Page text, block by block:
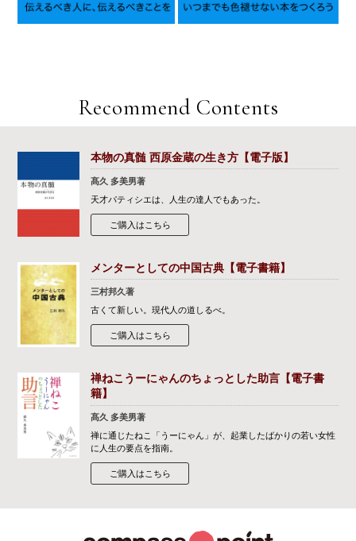
Recommend Contents
本物の真髄 西原金蔵の生き方【電子版】
髙久 多美男著
天才パティシエは、人生の達人でもあった。
ご購入はこちら
メンターとしての中国古典【電子書籍】
三村邦久著
古くて新しい。現代人の道しるべ。
ご購入はこちら
禅ねこうーにゃんのちょっとした助言【電子書
籍】
髙久 多美男著
禅に通じたねこ「うーにゃん」が、起業したばかりの若い女性
に人生の要点を指南。
ご購入はこちら